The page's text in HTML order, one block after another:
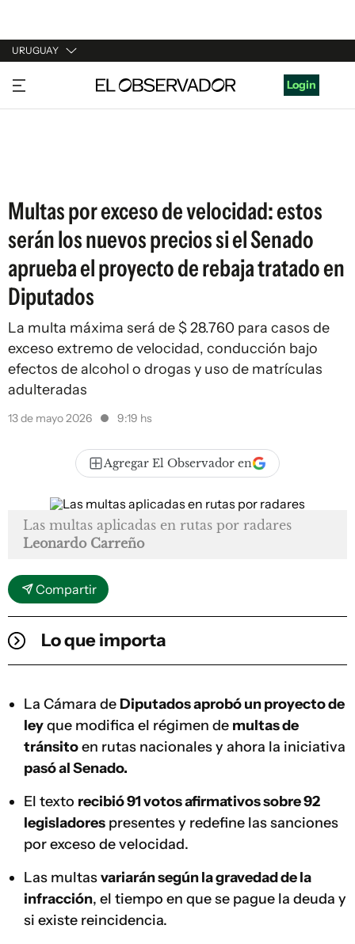
URUGUAY
URUGUAY
ARGENTINA
Login
Multas por exceso de velocidad: estos
serán los nuevos precios si el Senado
aprueba el proyecto de rebaja tratado en
Diputados
La multa máxima será de $ 28.760 para casos de
exceso extremo de velocidad, conducción bajo
efectos de alcohol o drogas y uso de matrículas
adulteradas
13 de mayo 2026 9:19 hs
Agregar El Observador en
Las multas aplicadas en rutas por radares
Leonardo Carreño
Compartir
Lo que importa
La Cámara de Diputados aprobó un proyecto de
leyque modifica el régimen de multas de
tránsitoen rutas nacionales y ahora la iniciativa
pasó al Senado.
El texto recibió 91 votos afirmativos sobre 92
legisladores presentes y redefine las sanciones
por exceso de velocidad.
Las multasvariarán según la gravedad de la
infracción, el tiempo en que se pague la deuda y
si existe reincidencia.